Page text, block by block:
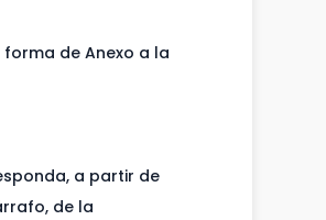
forma de Anexo a la
a partir de
de la